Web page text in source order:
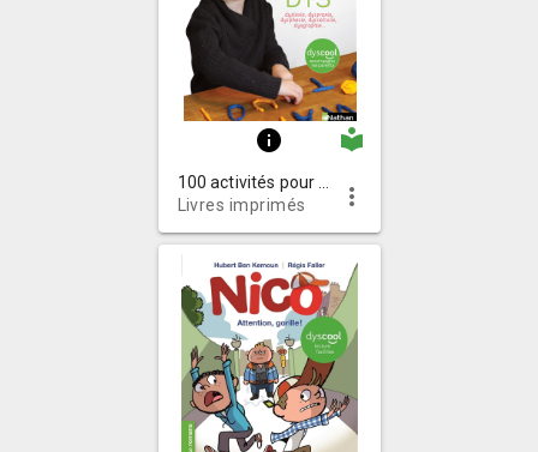
info local_library
Livres imprimés
more_vert